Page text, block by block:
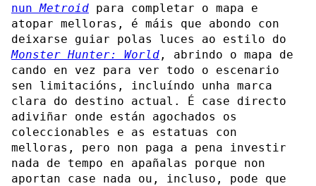
nunMetroid para completar o mapa e
atopar melloras, é máis que abondo con
deixarse guiar polas luces ao estilo do
Monster Hunter: World , abrindo o mapa de
cando en vez para ver todo o escenario
sen limitacións, incluíndo unha marca
clara do destino actual. É case directo
adiviñar onde están agochados os
coleccionables e as estatuas con
melloras, pero non paga a pena investir
nada de tempo en apañalas porque non
aportan case nada ou, incluso, pode que